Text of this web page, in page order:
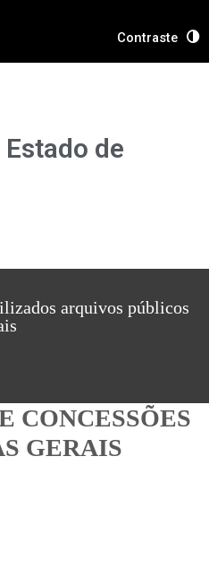
Contraste
de
arquivos públicos
CONCESSÕES
GERAIS